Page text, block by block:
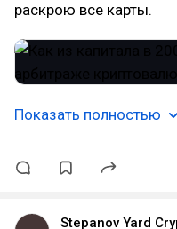
раскрою все карты.
Показать полностью
Stepanov Yard